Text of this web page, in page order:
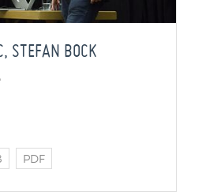
STEFAN BOCK
PDF